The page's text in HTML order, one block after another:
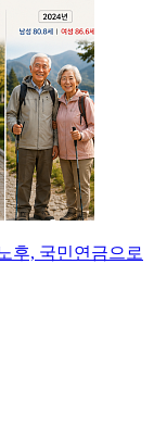
후, 국민연금으로